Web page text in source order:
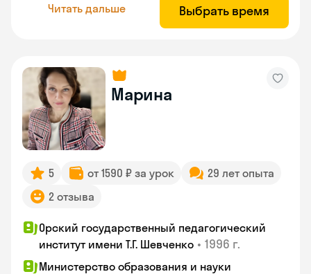
Читать дальше Выбрать время
Марина
5 от 1590 ₽ за урок
29 лет опыта
2 отзыва
Орский государственный педагогический
институт имени Т.Г. Шевченко • 1996 г.
Министерство образования и науки